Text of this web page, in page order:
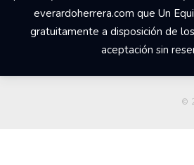
everardoherrera.com que Un
gratuitamente a disposición de
aceptación sin
©